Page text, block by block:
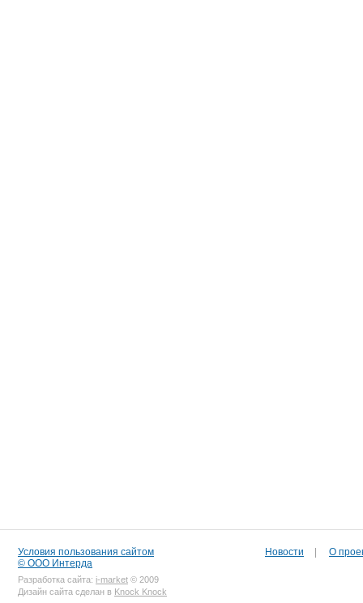
Условия пользования сайтом
© ООО Интерда
Разработка сайта: i-market © 2009
Дизайн сайта сделан в Knock Knock
Новости О